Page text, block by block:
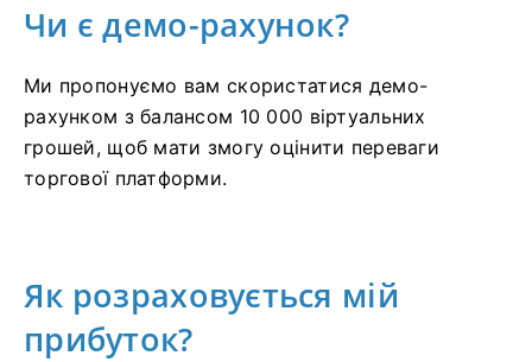
Чи є демо-рахунок?
Ми пропонуємо вам скористатися демо-
рахунком з балансом 10 000 віртуальних
грошей, щоб мати змогу оцінити переваги
торгової платформи.
Як розраховується мій
прибуток?